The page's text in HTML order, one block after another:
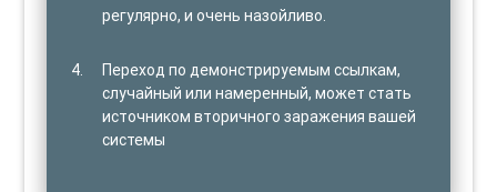
регулярно, и очень назойливо.
Переход по демонстрируемым ссылкам,
случайный или намеренный, может стать
источником вторичного заражения вашей
системы